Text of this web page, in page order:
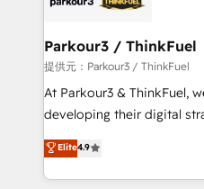
companies scale faster and smarter.
Demand generation for all your
you invest in 100% of
growth and positioning
transformation process A
implement HubSpot
Parkour3 / ThinkFuel
提供元：Parkour3 / ThinkFuel
At Parkour3 & ThinkFuel,
developing their digital
technologies and
sales processes to
from Strategy to
Elite4.9